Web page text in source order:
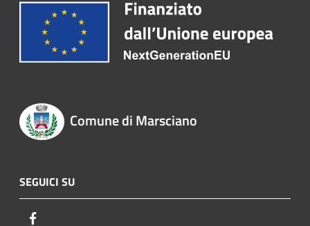
Comune di Marsciano
SEGUICI SU